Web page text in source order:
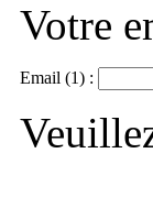
Votre
Email (1) :